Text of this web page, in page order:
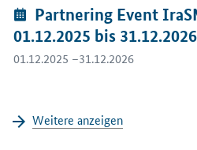
Veranstaltungen:
Partnering Event
01.12.2025 bis 31.12.2026
01.12.2025 –31.12.2026
Weitere anzeigen